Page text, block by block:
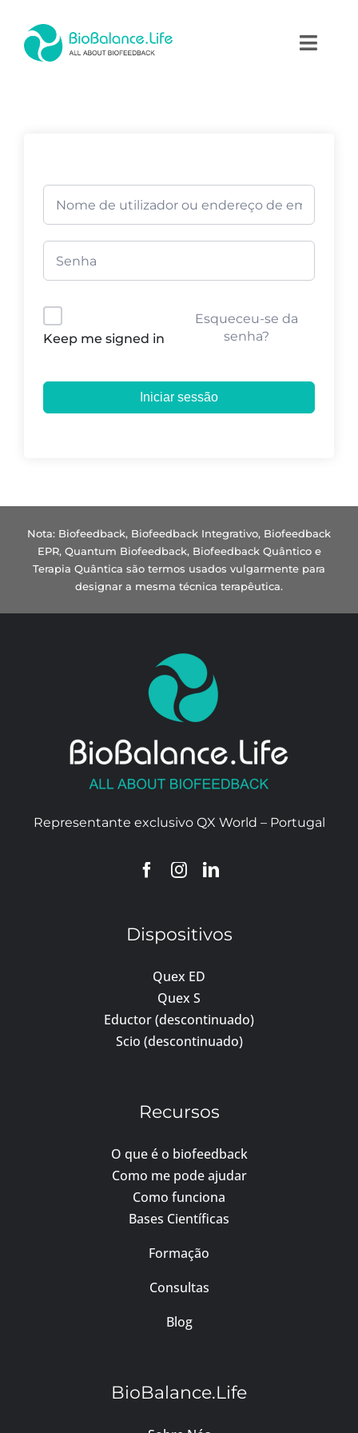
content
Produtos
Blog
Contactos
Keep me signed in
Esqueceu-se da
senha?
Iniciar sessão
Nota: Biofeedback, Biofeedback Integrativo, Biofeedback
EPR, Quantum Biofeedback, Biofeedback Quântico e
Terapia Quântica são termos usados vulgarmente para
designar a mesma técnica terapêutica.
Representante exclusivo QX World – Portugal
Dispositivos
Quex ED
Quex S
Eductor (descontinuado)
Scio (descontinuado)
Recursos
O que é o biofeedback
Como me pode ajudar
Como funciona
Bases Científicas
Formação
Consultas
Blog
BioBalance.Life